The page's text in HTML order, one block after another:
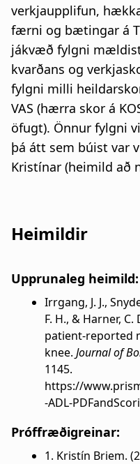
verkjaupplifun,
færni og bætingar á
jákvæð fylgni
kvarðans og
fylgni milli
VAS (hærra skor á
öfugt). Önnur fylgni
þá átt sem búist var
Kristínar (heimild að
Heimildir
Upprunaleg heimild:
Irrgang, J. J.,
F. H., & Harner,
patient-reported
knee. Journal of
1145.
https://
-ADL-
Próffræðigreinar:
1. Kristín Briem.